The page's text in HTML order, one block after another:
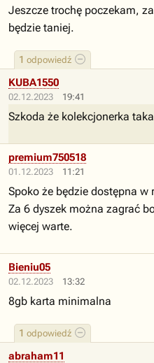
1 odpowiedź
Jeszcze trochę poczekam,
będzie taniej.
02.12.2023 19:41
KUBA1550
Szkoda że kolekcjonerka
01.12.2023 11:21
premium750518
Spoko że będzie dostępna w
Za 6 dyszek można zagrać
więcej warte.
02.12.2023 13:32
1 odpowiedź
Bieniu05
8gb karta minimalna
abraham11